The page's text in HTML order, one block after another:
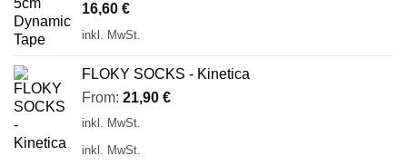
16,60 €
inkl. MwSt.
FLOKY SOCKS - Kinetica
From: 21,90 €
inkl. MwSt.
inkl. MwSt.